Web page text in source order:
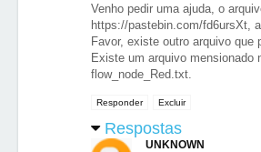
Venho pedir uma ajuda, o
https://pastebin.com/fd6ursXt,
Favor, existe outro arquivo que
Existe um arquivo mensionado
flow_node_Red.txt.
Responder Excluir
Respostas
UNKNOWN